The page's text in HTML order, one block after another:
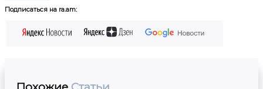
Подписаться на ra.am: